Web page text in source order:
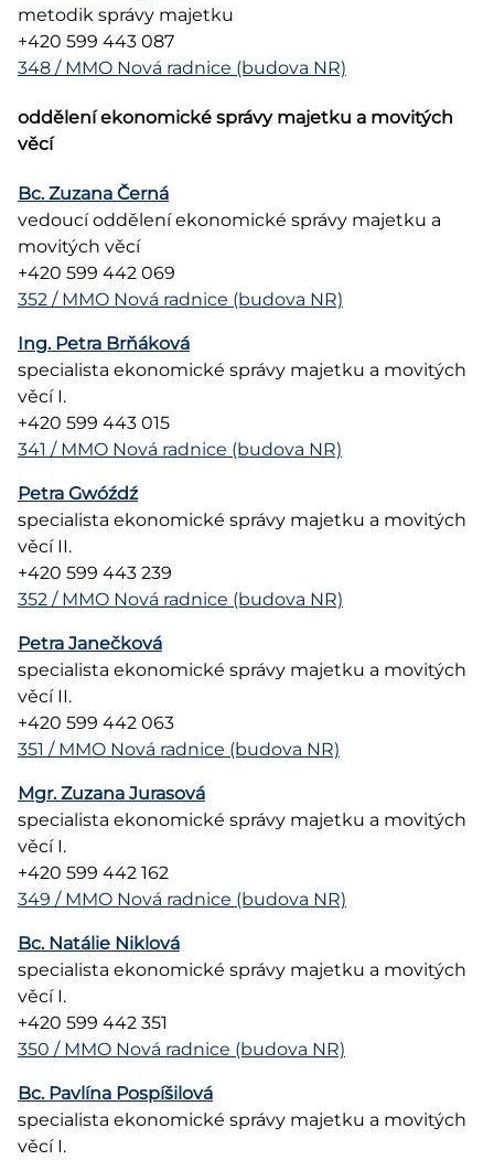
metodik správy majetku
+420 599 443 087
348 / MMO Nová radnice (budova NR)
oddělení ekonomické správy majetku a movitých
věcí
Bc. Zuzana Černá
vedoucí oddělení ekonomické správy majetku a
movitých věcí
+420 599 442 069
352 / MMO Nová radnice (budova NR)
Ing. Petra Brňáková
specialista ekonomické správy majetku a movitých
věcí I.
+420 599 443 015
341 / MMO Nová radnice (budova NR)
Petra Gwóźdź
specialista ekonomické správy majetku a movitých
věcí II.
+420 599 443 239
352 / MMO Nová radnice (budova NR)
Petra Janečková
specialista ekonomické správy majetku a movitých
věcí II.
+420 599 442 063
351 / MMO Nová radnice (budova NR)
Mgr. Zuzana Jurasová
specialista ekonomické správy majetku a movitých
věcí I.
+420 599 442 162
349 / MMO Nová radnice (budova NR)
Bc. Natálie Niklová
specialista ekonomické správy majetku a movitých
věcí I.
+420 599 442 351
350 / MMO Nová radnice (budova NR)
Bc. Pavlína Pospíšilová
specialista ekonomické správy majetku a movitých
věcí I.